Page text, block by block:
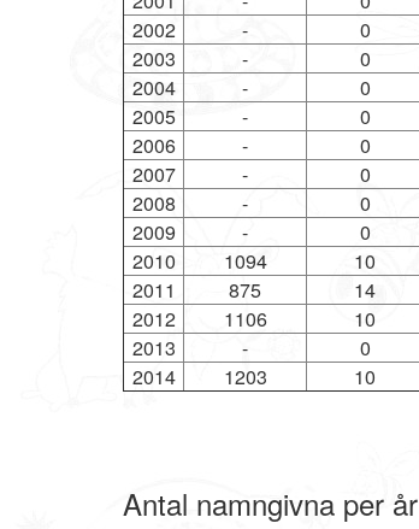
2002
-
0
2003
-
0
2004
-
0
2005
-
0
2006
-
0
2007
-
0
2008
-
0
2009
-
0
2010
1094
10
2011
875
14
2012
1106
10
2013
-
0
2014
1203 10
Antal namngivna per år